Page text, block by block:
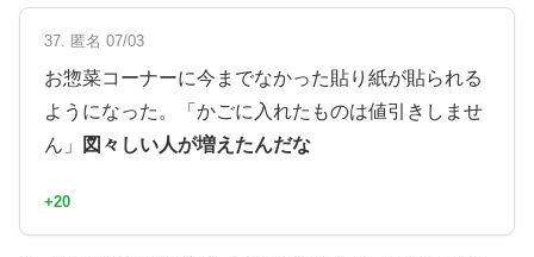
37. 匿名 07/03
お惣菜コーナーに今までなかった貼り紙が貼られる
ようになった。「かごに入れたものは値引きしませ
ん」
図々しい人が増えたんだな
+20